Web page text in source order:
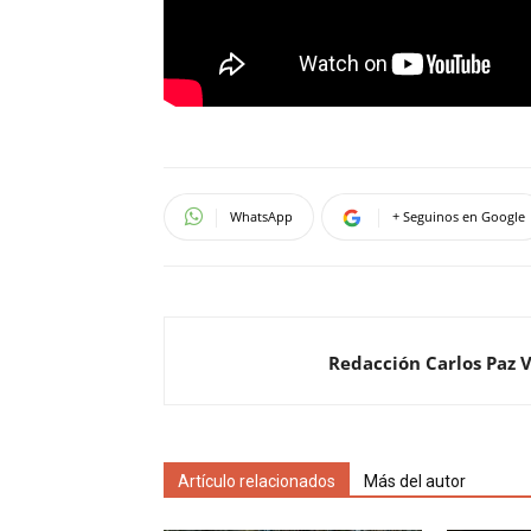
WhatsApp + Seguinos en Google
Redacción Carlos Paz
Artículo relacionados Más del autor